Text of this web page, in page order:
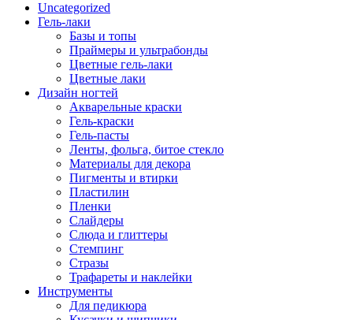
Uncategorized
Гель-лаки
Базы и топы
Праймеры и ультрабонды
Цветные гель-лаки
Цветные лаки
Дизайн ногтей
Акварельные краски
Гель-краски
Гель-пасты
Ленты, фольга, битое стекло
Материалы для декора
Пигменты и втирки
Пластилин
Пленки
Слайдеры
Слюда и глиттеры
Стемпинг
Стразы
Трафареты и наклейки
Инструменты
Для педикюра